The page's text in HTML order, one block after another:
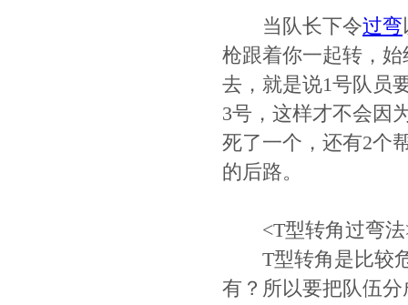
当队长下令过弯
枪跟着你一起转，
去，就是说1号队员
3号，这样才不会因
死了一个，还有2个
的后路。
<T型转角过弯
T型转角是比较危
有？所以要把队伍